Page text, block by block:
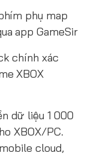
phụ map
app GameSir
chính xác
XBOX
dữ liệu 1 000
XBOX/PC.
cloud,